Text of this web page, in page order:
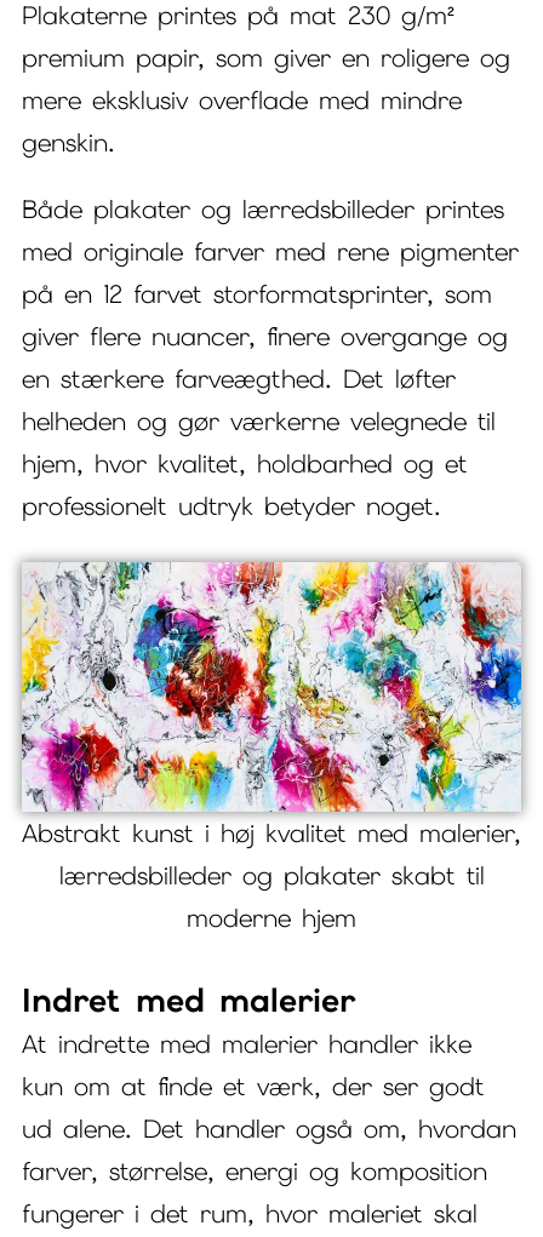
Plakaterne printes på mat 230 g/m²
premium papir, som giver en roligere og
mere eksklusiv overflade med mindre
genskin.
Både plakater og lærredsbilleder printes
med originale farver med rene pigmenter
på en 12 farvet storformatsprinter, som
giver flere nuancer, finere overgange og
en stærkere farveægthed. Det løfter
helheden og gør værkerne velegnede til
hjem, hvor kvalitet, holdbarhed og et
professionelt udtryk betyder noget.
Abstrakt kunst i høj kvalitet med malerier,
lærredsbilleder og plakater skabt til
moderne hjem
Indret med malerier
At indrette med malerier handler ikke
kun om at finde et værk, der ser godt
ud alene. Det handler også om, hvordan
farver, størrelse, energi og komposition
fungerer i det rum, hvor maleriet skal